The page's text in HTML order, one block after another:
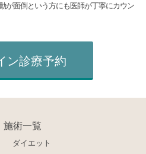
が面倒という方にも医師が丁寧にカウン
ン診療予約
施術一覧
ダイエット